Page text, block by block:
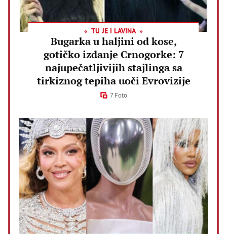
TU JE I LAVINA
Bugarka u haljini od kose,
gotičko izdanje Crnogorke: 7
najupečatljivijih stajlinga sa
tirkiznog tepiha uoči Evrovizije
7 Foto